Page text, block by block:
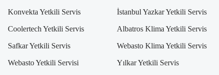
Konvekta Yetkili Servis İstanbul Yazkar Yetkili Servis
Coolertech Yetkili Servis Albatros Klima Yetkili Servis
Safkar Yetkili Servis Webasto Klima Yetkili Servis
Webasto Yetkili Servisi Yılkar Yetkili Servis